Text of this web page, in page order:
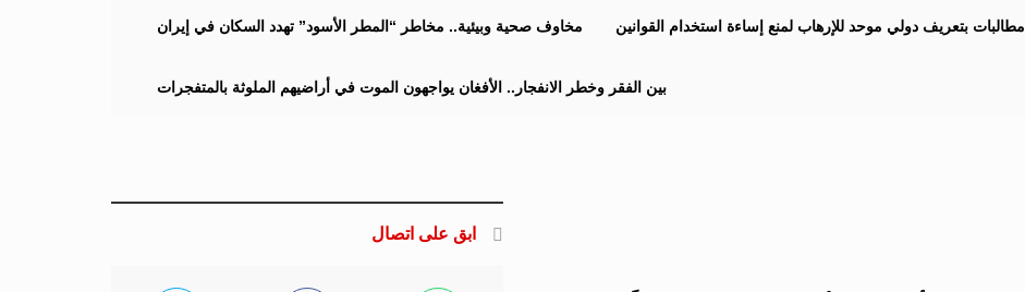
مخاوف صحية وبيئية.. مخاطر “المطر الأسود” تهدد السكان في إيران مطالبات بتعريف دولي موحد للإرهاب لمنع إساءة استخدام القوانين
بين الفقر وخطر الانفجار.. الأفغان يواجهون الموت في أراضيهم الملوثة بالمتفجرات
ابق على اتصال